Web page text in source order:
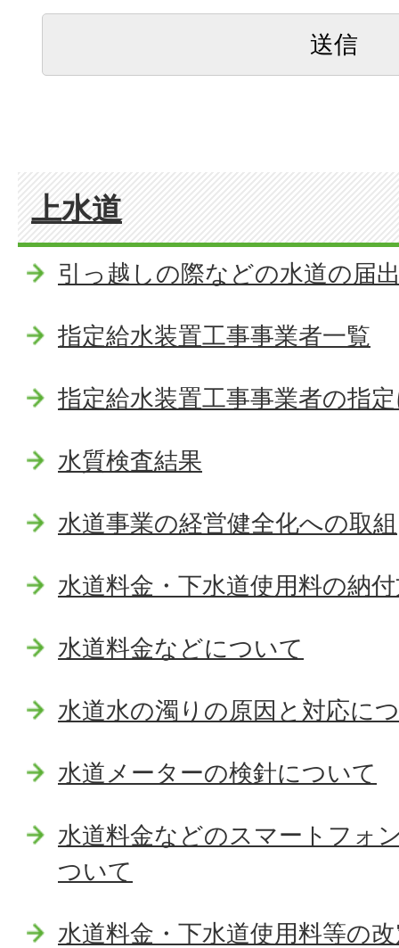
上水道
引っ越しの際などの水道の届
指定給水装置工事事業者一覧
指定給水装置工事事業者の指
水質検査結果
水道事業の経営健全化への取組
水道料金・下水道使用料の納
水道料金などについて
水道水の濁りの原因と対応に
水道メーターの検針について
水道料金などのスマートフォ
ついて
水道料金・下水道使用料等の